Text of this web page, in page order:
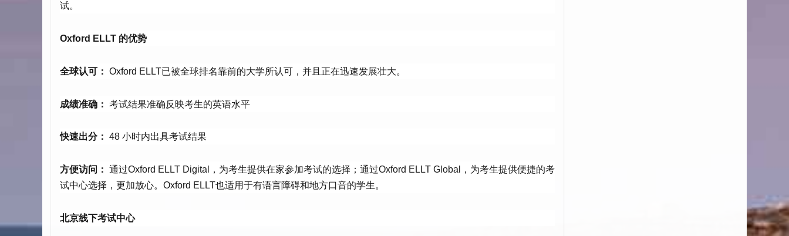
试。
Oxford ELLT 的优势
全球认可： Oxford ELLT已被全球排名靠前的大学所认可，并且正在迅速发展壮大。
成绩准确： 考试结果准确反映考生的英语水平
快速出分： 48 小时内出具考试结果
方便访问： 通过Oxford ELLT Digital，为考生提供在家参加考试的选择；通过Oxford ELLT Global，为考生提供便捷的考
试中心选择，更加放心。Oxford ELLT也适用于有语言障碍和地方口音的学生。
北京线下考试中心